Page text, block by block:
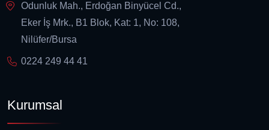
Odunluk Mah., Erdoğan Binyücel Cd.,
Eker İş Mrk., B1 Blok, Kat: 1, No: 108,
Nilüfer/Bursa
0224 249 44 41
Kurumsal